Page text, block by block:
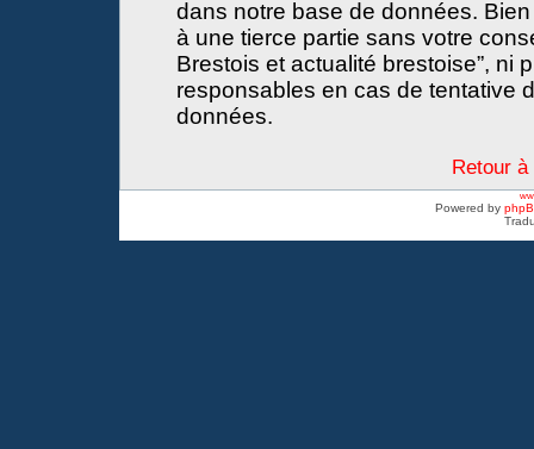
dans notre base de données.
à une tierce partie sans votre
Brestois et actualité brestoise”, ni
responsables en cas de tentative
données.
Retour à
Powered by